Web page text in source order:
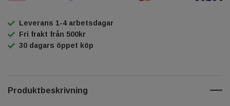
Leverans 1-4 arbetsdagar
Fri frakt från 500kr
30 dagars öppet köp
Produktbeskrivning